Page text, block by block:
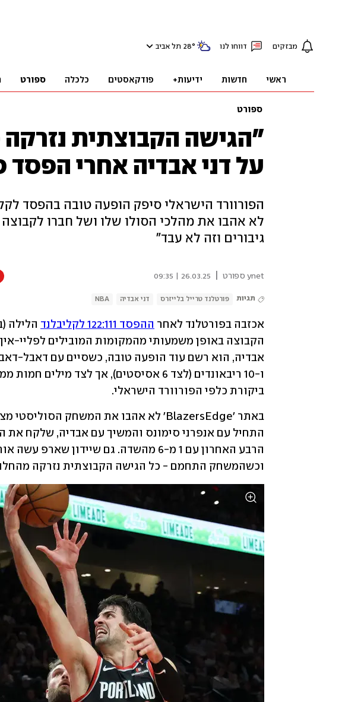
מבזקים דווחו לנו 28° תל אביב
ראשי חדשות ידיעות+ פודקאסטים כלכלה ספורט
ספורט
"הגישה הקבוצתית נזרקה
על דני אבדיה אחרי הפסד
לא אהבו את מהלכי הסולו שלו ושל חברו לקבוצה
גיבורים וזה לא עבד"
ynet ספורט 26.03.25 | 09:35
תגיות פורטלנד טרייל בלייזרס דני אבדיה NBA
אכזבה בפורטלנד לאחר ההפסד 122:111 לקליבלנד
ביקורת כלפי הפורוורד הישראלי.
וכשהמשחק התחמם - כל הגישה הקבוצתית נזרקה